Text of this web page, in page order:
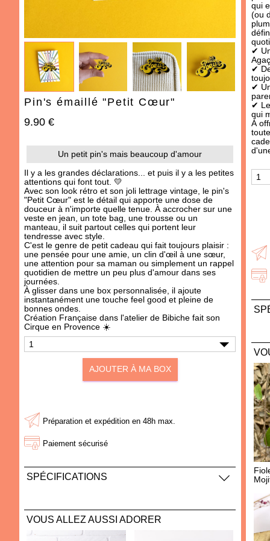
Pin's émaillé "Petit Cœur"
9.90 €
Un petit pin's mais beaucoup d'amour
Il y a les grandes déclarations... et puis il y a les petites
attentions qui font tout. 💛
Avec son look rétro et son joli lettrage vintage, le pin's
"Petit Cœur" est le détail qui apporte une dose de
douceur à n'importe quelle tenue. À accrocher sur une
veste en jean, un tote bag, une trousse ou un
manteau, il suit partout celles qui portent leur
tendresse avec style.
C'est le genre de petit cadeau qui fait toujours plaisir :
une pensée pour une amie, un clin d'œil à une sœur,
une attention pour sa maman ou simplement un rappel
quotidien de mettre un peu plus d'amour dans ses
journées.
À glisser dans une box personnalisée, il ajoute
instantanément une touche feel good et pleine de
bonnes ondes.
Création Française dans l'atelier de Bibiche fait son
Cirque en Provence ☀️
AJOUTER À MA BOX
Préparation et expédition en 48h max.
Paiement sécurisé
SPÉCIFICATIONS
Nettoyer avec un chiffon doux
Carte de maintien cartonnée, format carte de visite
VOUS ALLEZ AUSSI ADORER
qui
(ou
✔
✔
✔
✔
qui
À
THÈMES
487 produits
AJOUTER À MA BOX
Moutarde à l'ancienne -
douce
3.90 €
AJOUTER À MA BOX
Moutarde au piment
3.60 € 21.00 €